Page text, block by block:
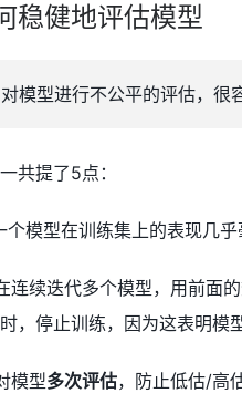
稳健地评估模型
对模型进行不公平的评估，很
共提了5点：
个模型在训练集上的表现几
连续迭代多个模型，用前面
，停止训练，因为这表明模
模型多次评估，防止低估/高